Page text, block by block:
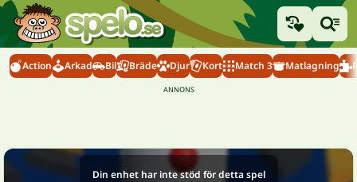
Action Arkad Bil Bräde Djur Kort Match 3 Matlagning
Din enhet har inte stöd för detta spel